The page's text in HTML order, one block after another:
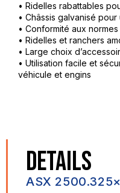
• Ridelles rabattables
• Châssis galvanisé
• Conformité aux
• Ridelles et ranchers
• Large choix
• Utilisation facile et
véhicule et engins
DETAILS
ASX